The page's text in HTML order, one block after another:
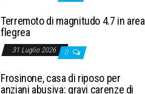
Terremoto di magnitudo 4.7 in area
flegrea
31 Luglio 2026 0
Frosinone, casa di riposo per
anziani abusiva: gravi carenze di